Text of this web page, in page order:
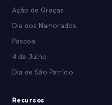
Ação de Graças
Dia dos Namorados
Páscoa
4 de Julho
Dia de São Patrício
Recursos